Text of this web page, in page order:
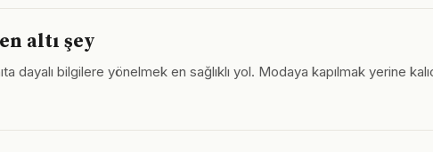
altı şey
bilgilere yönelmek en sağlıklı yol. Modaya kapılmak yerine